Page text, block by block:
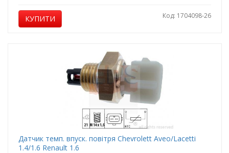
КУПИТИ Код: 1704098-26
Датчик темп. впуск. повітря Chevrolett Aveo/Lacetti
1.4/1.6 Renault 1.6